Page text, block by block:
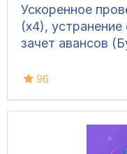
Ускоренное
(x4),
зачет авансов
96